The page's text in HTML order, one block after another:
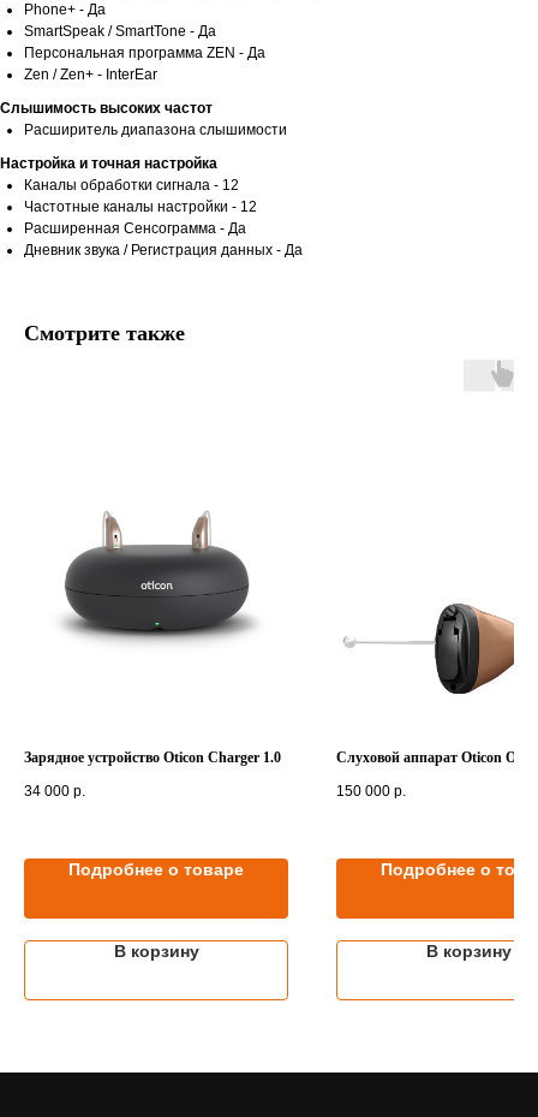
Phone+ - Да
SmartSpeak / SmartTone - Да
Персональная программа ZEN - Да
Zen / Zen+ - InterEar
Слышимость высоких частот
Расширитель диапазона слышимости
Настройка и точная настройка
Каналы обработки сигнала - 12
Частотные каналы настройки - 12
Расширенная Сенсограмма - Да
Дневник звука / Регистрация данных - Да
Смотрите также
Зарядное устройство Oticon Charger 1.0
34 000 р.
Подробнее о товаре
В корзину
Слуховой аппарат Oticon Opn
150 000 р.
Подробнее о
В корзину